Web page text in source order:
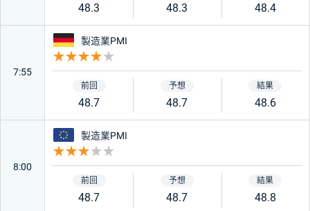
48.3 48.3 48.4
7:55
ドイツ
製造業PMI
48.7 48.7 48.6
8:00
ユーロ
製造業PMI
48.7 48.7 48.8